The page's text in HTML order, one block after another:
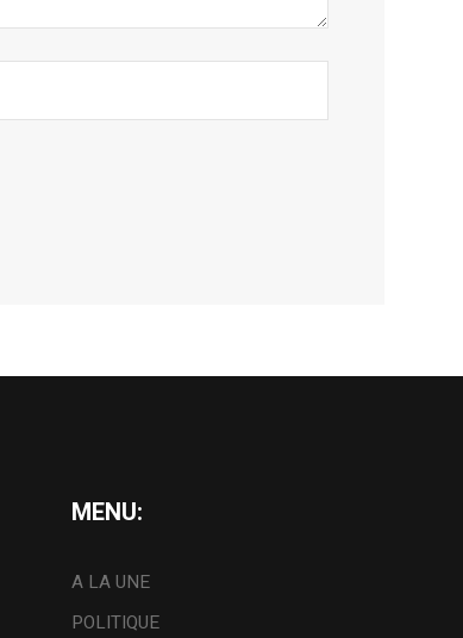
MENU:
A LA UNE
POLITIQUE